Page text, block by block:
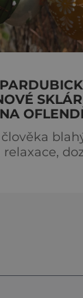
se na
Je to